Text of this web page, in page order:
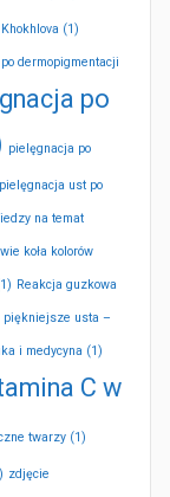
(1)
dermopigmentacji
po
pielęgnacja po
pielęgnacja ust po
na temat
koła kolorów
Reakcja guzkowa
piękniejsze usta –
i medycyna (1)
C w
twarzy (1)
zdjęcie